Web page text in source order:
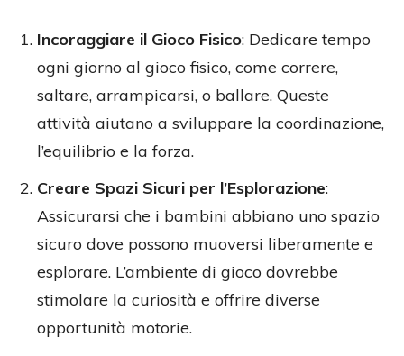
Incoraggiare il Gioco Fisico: Dedicare tempo
ogni giorno al gioco fisico, come correre,
saltare, arrampicarsi, o ballare. Queste
attività aiutano a sviluppare la coordinazione,
l’equilibrio e la forza.
Creare Spazi Sicuri per l’Esplorazione:
Assicurarsi che i bambini abbiano uno spazio
sicuro dove possono muoversi liberamente e
esplorare. L’ambiente di gioco dovrebbe
stimolare la curiosità e offrire diverse
opportunità motorie.